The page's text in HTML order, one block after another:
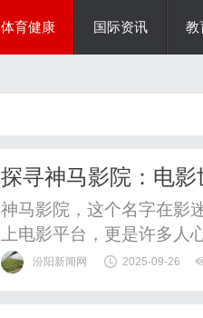
体育健康 国际资讯 教
探寻神马影院：电
神马影院，这个名字在影
上电影平台，更是许多
院以其独特的魅力，成为
汾阳新闻网 2025-09-26